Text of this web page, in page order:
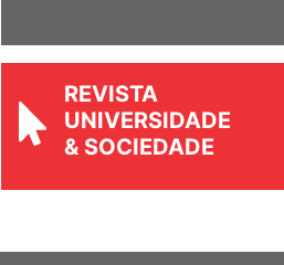
REVISTA
UNIVERSIDADE
& SOCIEDADE